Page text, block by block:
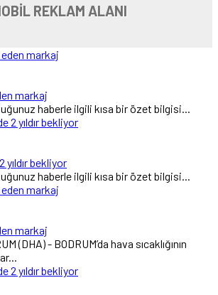
REKLAM ALANI
markaj
haberle ilgili kısa bir özet bilgisi...
bekliyor
haberle ilgili kısa bir özet bilgisi...
markaj
(DHA) - BODRUM’da hava sıcaklığının